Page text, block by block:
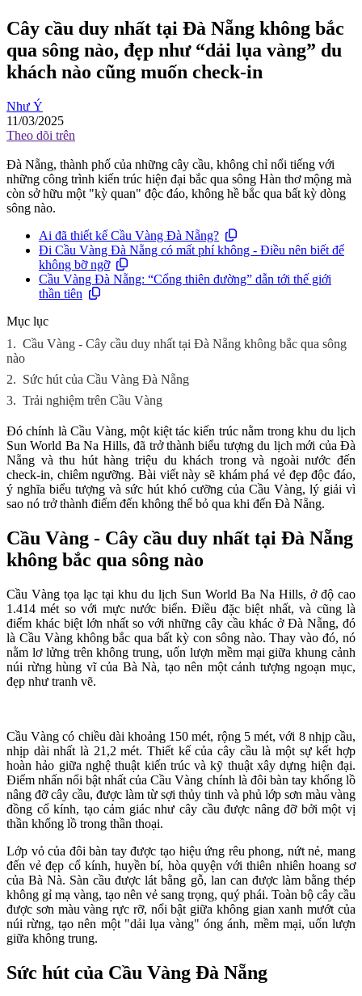
Cây cầu duy nhất tại Đà Nẵng không bắc
qua sông nào, đẹp như “dải lụa vàng” du
khách nào cũng muốn check-in
Như Ý
11/03/2025
Theo dõi trên
Đà Nẵng, thành phố của những cây cầu, không chỉ nổi tiếng với
những công trình kiến trúc hiện đại bắc qua sông Hàn thơ mộng mà
còn sở hữu một "kỳ quan" độc đáo, không hề bắc qua bất kỳ dòng
sông nào.
Ai đã thiết kế Cầu Vàng Đà Nẵng?
Đi Cầu Vàng Đà Nẵng có mất phí không - Điều nên biết để
không bỡ ngỡ
Cầu Vàng Đà Nẵng: “Cổng thiên đường” dẫn tới thế giới
thần tiên
Mục lục
1. Cầu Vàng - Cây cầu duy nhất tại Đà Nẵng không bắc qua sông
nào
2. Sức hút của Cầu Vàng Đà Nẵng
3. Trải nghiệm trên Cầu Vàng
Đó chính là Cầu Vàng, một kiệt tác kiến trúc nằm trong khu du lịch
Sun World Ba Na Hills, đã trở thành biểu tượng du lịch mới của Đà
Nẵng và thu hút hàng triệu du khách trong và ngoài nước đến
check-in, chiêm ngưỡng. Bài viết này sẽ khám phá vẻ đẹp độc đáo,
ý nghĩa biểu tượng và sức hút khó cưỡng của Cầu Vàng, lý giải vì
sao nó trở thành điểm đến không thể bỏ qua khi đến Đà Nẵng.
Cầu Vàng - Cây cầu duy nhất tại Đà Nẵng
không bắc qua sông nào
Cầu Vàng tọa lạc tại khu du lịch Sun World Ba Na Hills, ở độ cao
1.414 mét so với mực nước biển. Điều đặc biệt nhất, và cũng là
điểm khác biệt lớn nhất so với những cây cầu khác ở Đà Nẵng, đó
là Cầu Vàng không bắc qua bất kỳ con sông nào. Thay vào đó, nó
nằm lơ lửng trên không trung, uốn lượn mềm mại giữa khung cảnh
núi rừng hùng vĩ của Bà Nà, tạo nên một cảnh tượng ngoạn mục,
đẹp như tranh vẽ.
Cầu Vàng có chiều dài khoảng 150 mét, rộng 5 mét, với 8 nhịp cầu,
nhịp dài nhất là 21,2 mét. Thiết kế của cây cầu là một sự kết hợp
hoàn hảo giữa nghệ thuật kiến trúc và kỹ thuật xây dựng hiện đại.
Điểm nhấn nổi bật nhất của Cầu Vàng chính là đôi bàn tay khổng lồ
nâng đỡ cây cầu, được làm từ sợi thủy tinh và phủ lớp sơn màu vàng
đồng cổ kính, tạo cảm giác như cây cầu được nâng đỡ bởi một vị
thần khổng lồ trong thần thoại.
Lớp vỏ của đôi bàn tay được tạo hiệu ứng rêu phong, nứt nẻ, mang
đến vẻ đẹp cổ kính, huyền bí, hòa quyện với thiên nhiên hoang sơ
của Bà Nà. Sàn cầu được lát bằng gỗ, lan can được làm bằng thép
không gỉ mạ vàng, tạo nên vẻ sang trọng, quý phái. Toàn bộ cây cầu
được sơn màu vàng rực rỡ, nổi bật giữa không gian xanh mướt của
núi rừng, tạo nên một "dải lụa vàng" óng ánh, mềm mại, uốn lượn
giữa không trung.
Sức hút của Cầu Vàng Đà Nẵng